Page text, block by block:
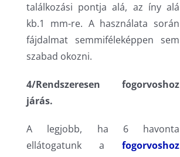
találkozási pontja alá, az íny alá
kb.1 mm-re. A használata során
fájdalmat semmiféleképpen sem
szabad okozni.
4/Rendszeresen fogorvoshoz
járás.
A legjobb, ha 6 havonta
ellátogatunk afogorvoshoz